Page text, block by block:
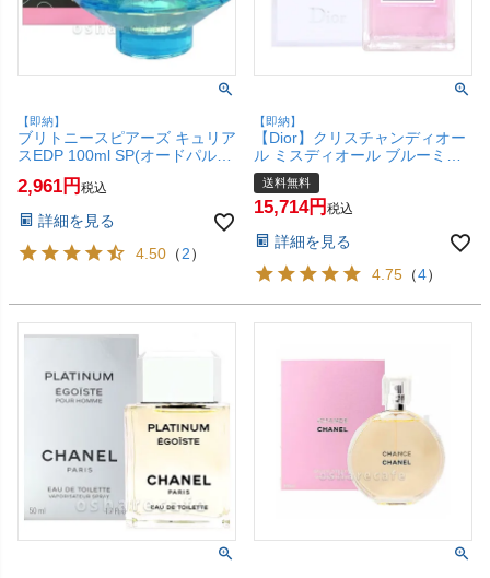
【即納】
ブリトニースピアーズ キュリア
スEDP 100ml SP(オードパルフ
ァム)【香水】【SBT】
(6002641)
2,961 税込
詳細を見る
4.50 （2）
【即納】
【Dior】クリスチャンディオー
ル ミスディオール ブルーミン
グブーケEDT 50ml SP(オード
トワレ)【香水】【宅配便送料
無料】 (6001842)
送料無料
15,714 税込
詳細を見る
4.75 （4）